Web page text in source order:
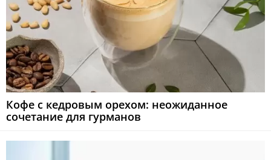
Кофе с кедровым орехом: неожиданное
сочетание для гурманов